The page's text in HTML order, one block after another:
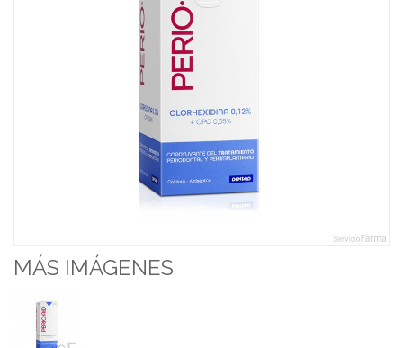
MÁS IMÁGENES